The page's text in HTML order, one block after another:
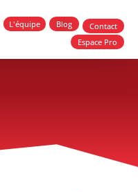
L'équipe Blog
Contact
Espace Pro